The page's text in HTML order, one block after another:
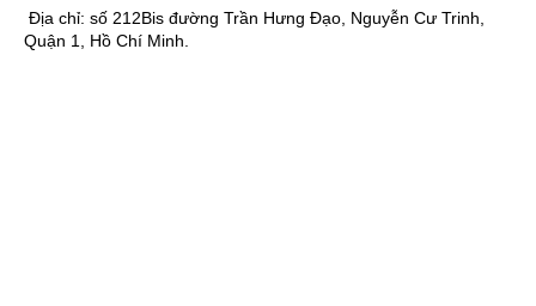
Địa chỉ: số 212Bis đường Trần Hưng Đạo, Nguyễn Cư Trinh,
Quận 1, Hồ Chí Minh.